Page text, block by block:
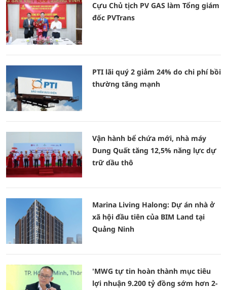
Cựu Chủ tịch PV GAS làm Tổng giám
đốc PVTrans
PTI lãi quý 2 giảm 24% do chi phí bồi
thường tăng mạnh
Vận hành bể chứa mới, nhà máy
Dung Quất tăng 12,5% năng lực dự
trữ dầu thô
Marina Living Halong: Dự án nhà ở
xã hội đầu tiên của BIM Land tại
Quảng Ninh
'MWG tự tin hoàn thành mục tiêu
lợi nhuận 9.200 tỷ đồng sớm hơn 2-